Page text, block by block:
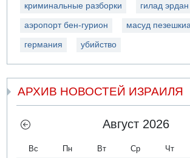
криминальные разборки гилад эрдан
аэропорт бен-гурион масуд
германия убийство
АРХИВ НОВОСТЕЙ ИЗРАИЛЯ
Август 2026
Вс Пн Вт Ср Чт